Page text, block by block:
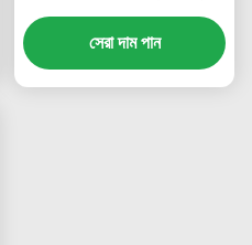
ওয়ার্ক গ্রিনহাউস
সেরা দাম পান